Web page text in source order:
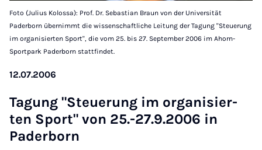
Foto (Julius Kolossa): Prof. Dr. Sebastian Braun von der Universität
Paderborn übernimmt die wissenschaftliche Leitung der Tagung "Steuerung
im organisierten Sport", die vom 25. bis 27. September 2006 im Ahorn-
Sportpark Paderborn stattfindet.
12.07.2006
Ta­gung "Steuer­ung im or­gan­is­ier­
ten Sport" von 25.-27.9.2006 in
Pader­born